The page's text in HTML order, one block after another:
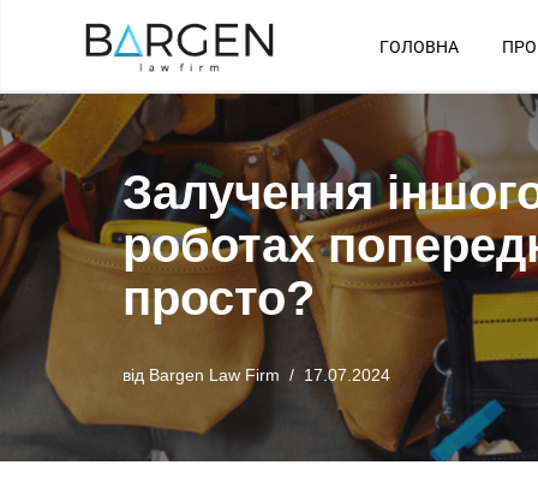
до
вмісту
ГОЛОВНА
Залучення
роботах
просто?
від Bargen Law Firm 17.07.2024